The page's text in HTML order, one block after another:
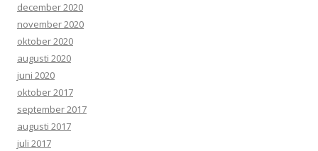
december 2020
november 2020
oktober 2020
augusti 2020
juni 2020
oktober 2017
september 2017
augusti 2017
juli 2017